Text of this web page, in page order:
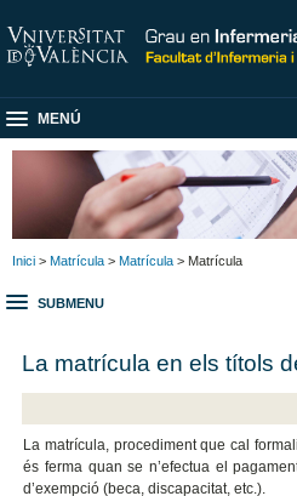
MENÚ
Inici > Matrícula > Matrícula > Matrícula
SUBMENU
La matrícula en els títols
La matrícula, procediment que cal
és ferma quan se n’efectua el
d’exempció (beca, discapacitat, etc.).